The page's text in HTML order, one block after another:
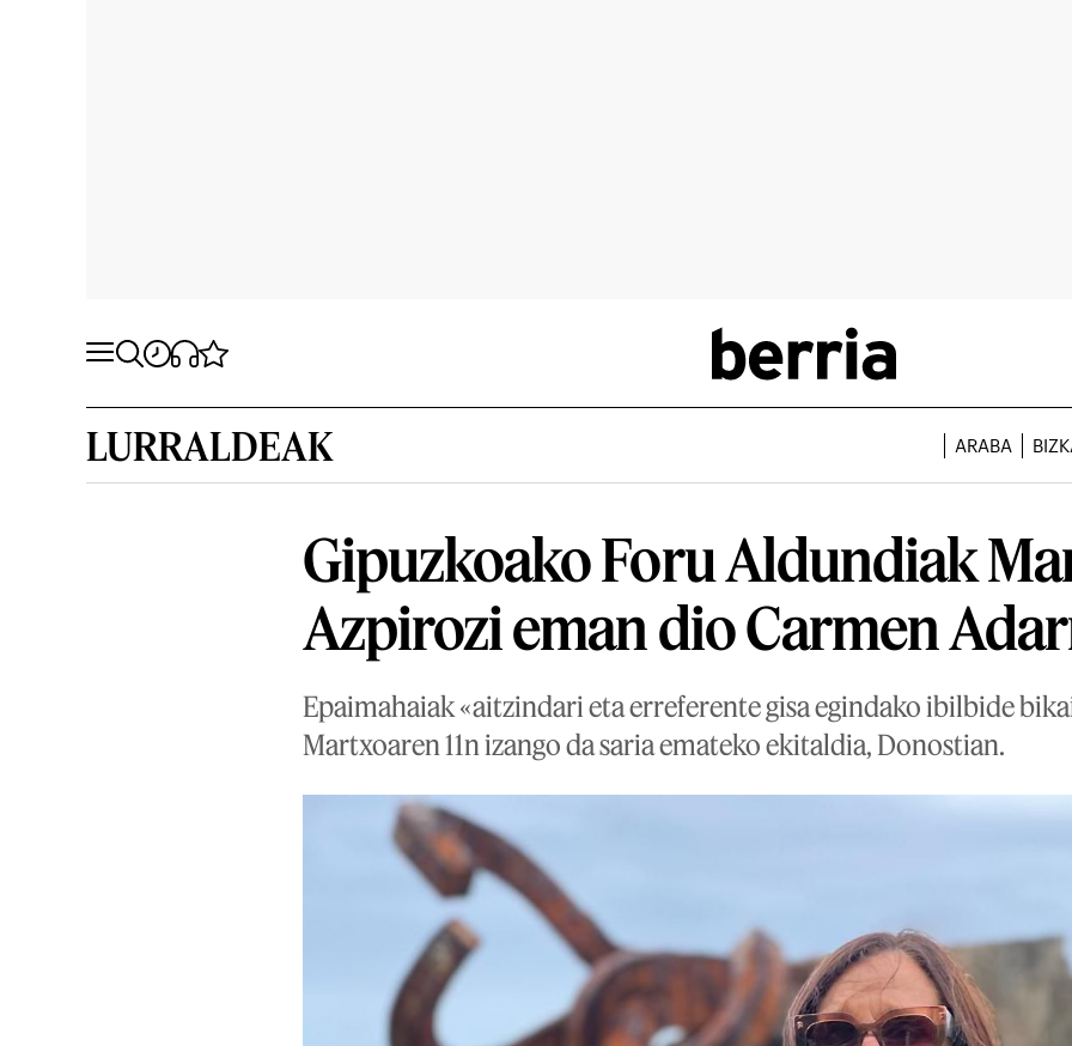
LURRALDEAK ARABA
Gipuzkoako Foru Aldundiak
Azpirozi eman dio Carmen
Epaimahaiak «aitzindari eta erreferente gisa egindako ibilbide
Martxoaren 11n izango da saria emateko ekitaldia, Donostian.